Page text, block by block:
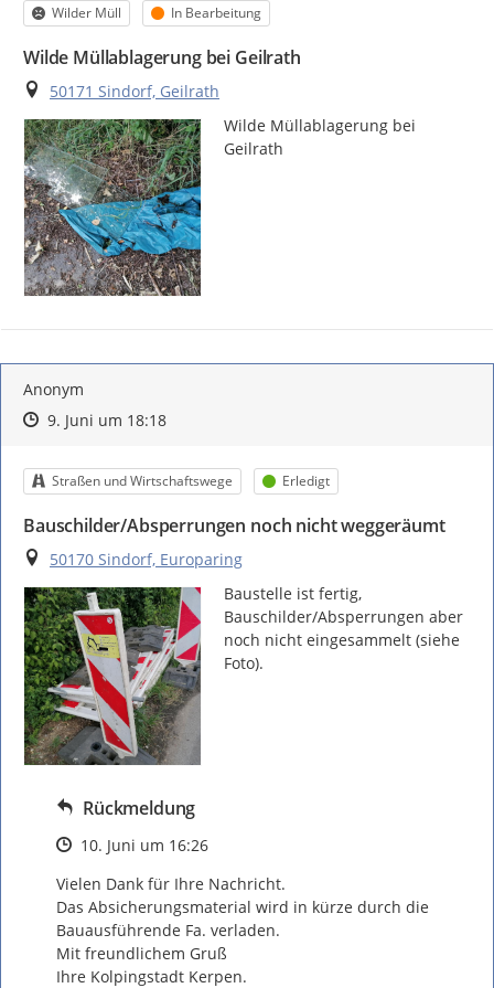
Kategorie
Wilder Müll Status
In Bearbeitung
Wilde Müllablagerung bei Geilrath
Ort
50171 Sindorf, Geilrath
Wilde Müllablagerung bei
Geilrath
Anonym
Zeitpunkt des Erstellens
Zeitpunkt des Erstellens
9. Juni um 18:18Zur Äußerung
Kategorie
Straßen und Wirtschaftswege Status
Erledigt
Bauschilder/Absperrungen noch nicht weggeräumt
Ort
50170 Sindorf, Europaring
Baustelle ist fertig,
Bauschilder/Absperrungen aber
noch nicht eingesammelt (siehe
Foto).
Rückmeldung
Zeitpunkt des Erstellens
10. Juni um 16:26
Vielen Dank für Ihre Nachricht.
Das Absicherungsmaterial wird in kürze durch die
Bauausführende Fa. verladen.
Mit freundlichem Gruß
Ihre Kolpingstadt Kerpen.